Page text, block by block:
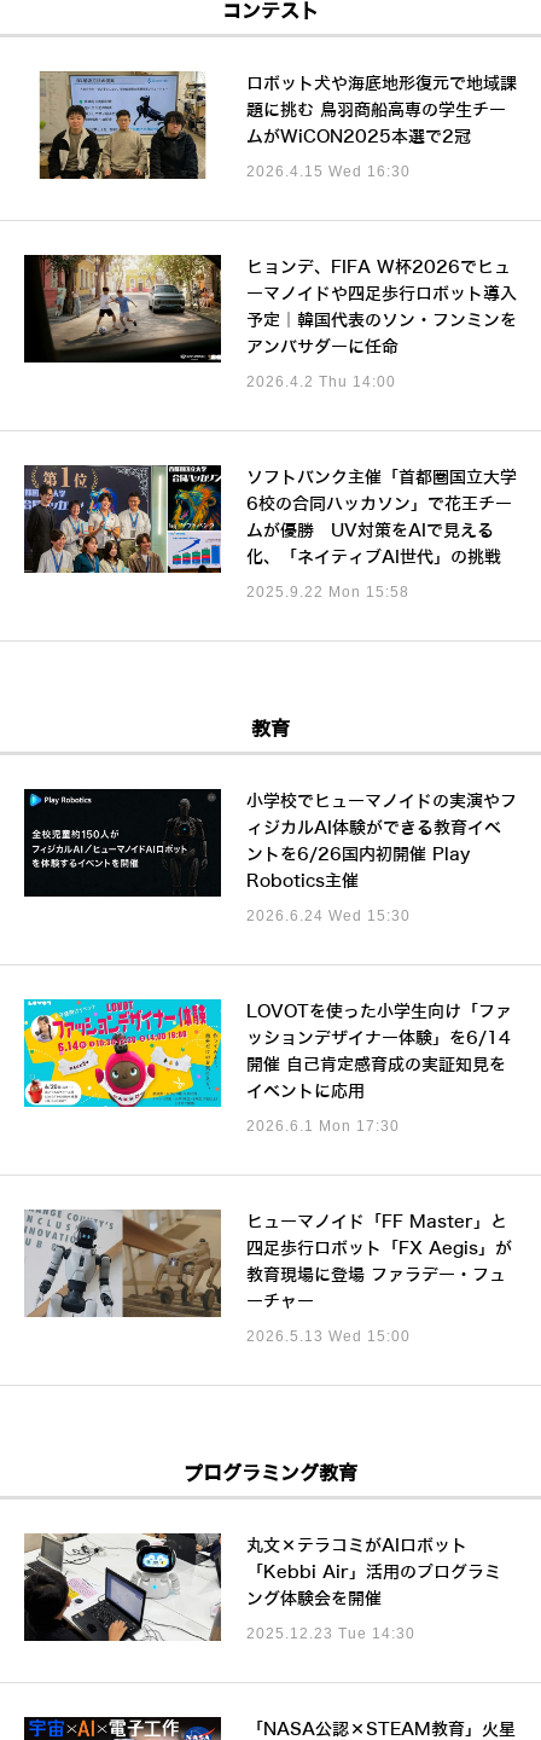
コンテスト
ロボット犬や海底地形復元で地域課
題に挑む 鳥羽商船高専の学生チー
ムがWiCON2025本選で2冠
2026.4.15 Wed 16:30
ヒョンデ、FIFA W杯2026でヒュ
ーマノイドや四足歩行ロボット導入
予定｜韓国代表のソン・フンミンを
アンバサダーに任命
2026.4.2 Thu 14:00
ソフトバンク主催「首都圏国立大学
6校の合同ハッカソン」で花王チー
ムが優勝 UV対策をAIで見える
化、「ネイティブAI世代」の挑戦
2025.9.22 Mon 15:58
教育
小学校でヒューマノイドの実演やフ
ィジカルAI体験ができる教育イベ
ントを6/26国内初開催 Play
Robotics主催
2026.6.24 Wed 15:30
LOVOTを使った小学生向け「ファ
ッションデザイナー体験」を6/14
開催 自己肯定感育成の実証知見を
イベントに応用
2026.6.1 Mon 17:30
ヒューマノイド「FF Master」と
四足歩行ロボット「FX Aegis」が
教育現場に登場 ファラデー・フュ
ーチャー
2026.5.13 Wed 15:00
プログラミング教育
丸文×テラコミがAIロボット
「Kebbi Air」活用のプログラミ
ング体験会を開催
2025.12.23 Tue 14:30
「NASA公認×STEAM教育」火星